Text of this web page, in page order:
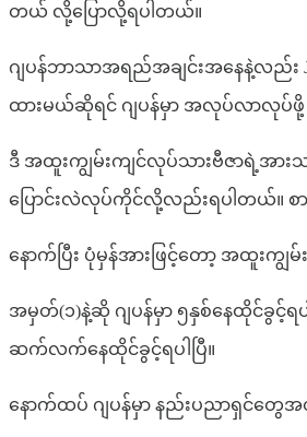
တယ် လို့ပြောလို့ရပါတယ်။
ဂျပန်ဘာသာအရည်အချင်းအနေနဲ့လည်း
ထားမယ်ဆိုရင် ဂျပန်မှာ အလုပ်လာလုပ်
ဒီ အထူးကျွမ်းကျင်လုပ်သားဗီဇာရဲ့
ပြောင်းလဲလုပ်ကိုင်လို့လည်းရပါတယ်။ စာ
နောက်ပြီး ပုံမှန်အားဖြင့်တော့ အထူးကျွ
အမှတ်(၁)နဲ့ဆို ဂျပန်မှာ ၅နှစ်နေထိုင်ခွင့်
ဆက်လက်နေထိုင်ခွင့်ရပါပြီ။
နောက်ထပ် ဂျပန်မှာ နည်းပညာရှင်တွ